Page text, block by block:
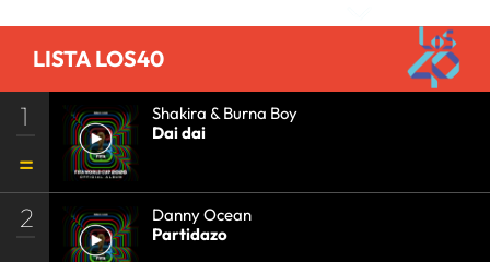
COMUNICACIÓN•COMUNICACIÓN•
LISTA LOS40
1
Shakira & Burna Boy
Dai dai
2
Danny Ocean
Partidazo